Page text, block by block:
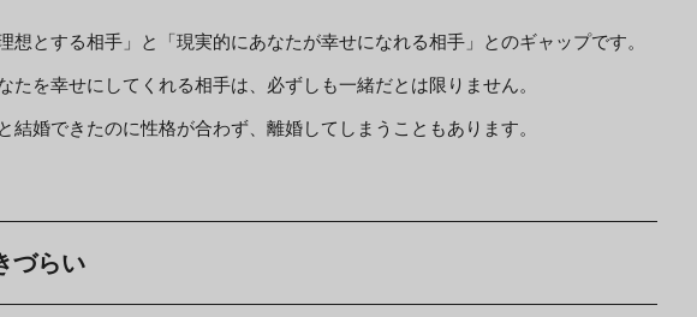
とする相手」と「現実的にあなたが幸せになれる相手」とのギャップです。
を幸せにしてくれる相手は、必ずしも一緒だとは限りません。
結婚できたのに性格が合わず、離婚してしまうこともあります。
づらい